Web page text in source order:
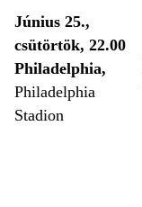
Június 25.,
csütörtök, 22.00
Philadelphia,
Philadelphia
Stadion